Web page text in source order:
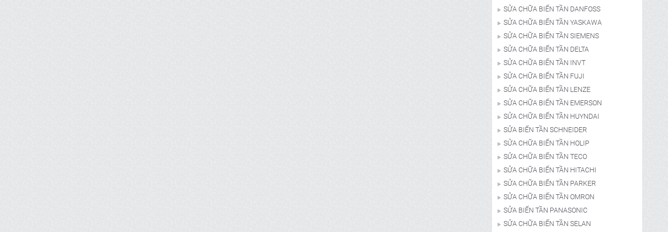
SỬA CHỮA BIẾN TẦN DANFOSS
SỬA CHỮA BIẾN TẦN YASKAWA
SỬA CHỮA BIẾN TẦN SIEMENS
SỬA CHỮA BIẾN TẦN DELTA
SỬA CHỮA BIẾN TẦN INVT
SỬA CHỮA BIẾN TẦN FUJI
SỬA CHỮA BIẾN TẦN LENZE
SỬA CHỮA BIẾN TẦN EMERSON
SỬA CHỮA BIẾN TẦN HUYNDAI
SỬA BIẾN TẦN SCHNEIDER
SỬA CHỮA BIẾN TẦN HOLIP
SỬA CHỮA BIẾN TẦN TECO
SỬA CHỮA BIẾN TẦN HITACHI
SỬA CHỮA BIẾN TẦN PARKER
SỬA CHỮA BIẾN TẦN OMRON
SỬA BIẾN TẦN PANASONIC
SỬA CHỮA BIẾN TẦN SELAN